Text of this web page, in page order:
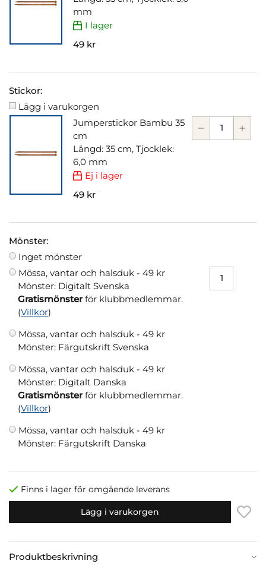
mm
I lager
49 kr
Stickor:
Lägg i varukorgen
Jumperstickor Bambu 35
cm
Längd: 35 cm, Tjocklek:
6,0 mm
Ej i lager
49 kr
Mönster:
Inget mönster
Mössa, vantar och halsduk - 49 kr
Mönster: Digitalt Svenska
Gratismönsterför klubbmedlemmar.
(Villkor)
Mössa, vantar och halsduk - 49 kr
Mönster: Färgutskrift Svenska
Mössa, vantar och halsduk - 49 kr
Mönster: Digitalt Danska
Gratismönsterför klubbmedlemmar.
(Villkor)
Mössa, vantar och halsduk - 49 kr
Mönster: Färgutskrift Danska
Finns i lager för omgående leverans
Lägg i varukorgen
Produktbeskrivning